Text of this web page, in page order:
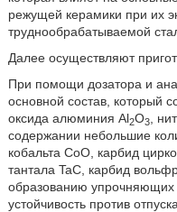
режущей керамики при их
труднообрабатываемой
Далее осуществляют
При помощи дозатора и
основной состав, который
оксида алюминия Аl2O3,
содержании небольшие
кобальта СоО, карбид
тантала TaC, карбид
образованию
устойчивость против